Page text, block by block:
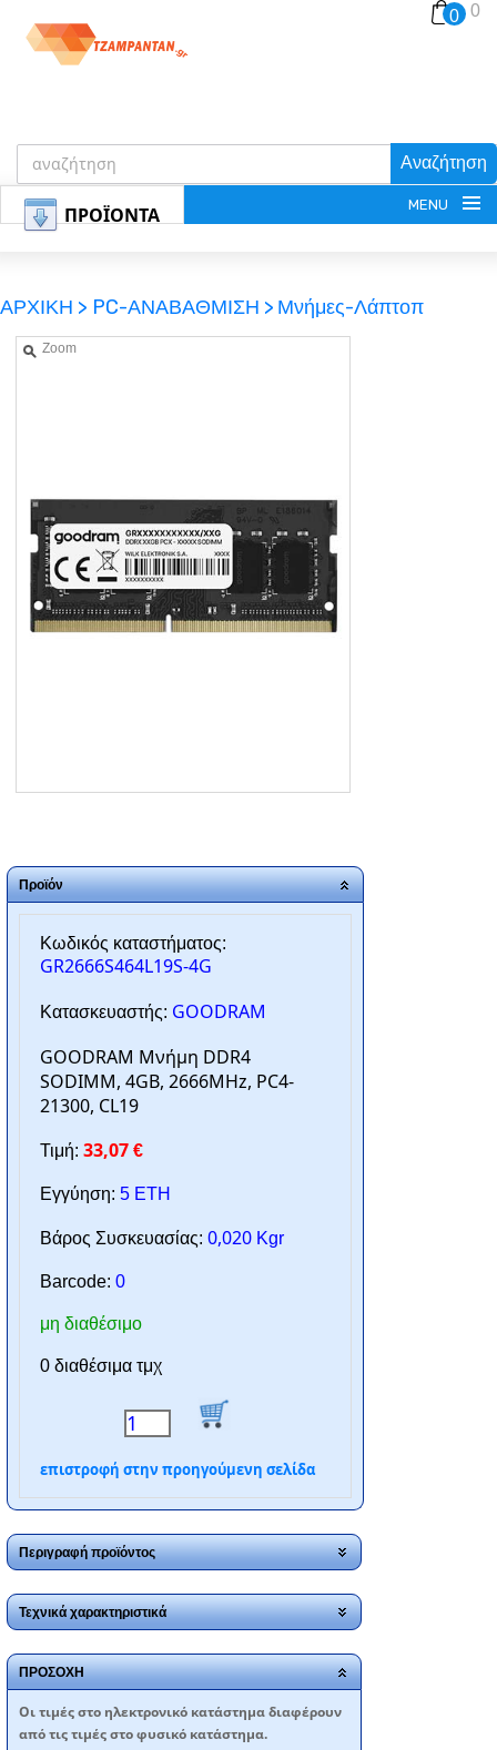
Αναζήτηση
0 0
ΠΡΟΪΟΝΤΑ MENU
ΑΡΧΙΚΗ
ΠΟΙΟΙ ΕΙΜΑΣΤΕ
ΑΡΧΙΚΗ > PC-ΑΝΑΒΑΘΜΙΣΗ > Μνήμες-Λάπτοπ
Zoom
Προϊόν
Κωδικός καταστήματος:
GR2666S464L19S-4G
Κατασκευαστής: GOODRAM
GOODRAM Μνήμη DDR4
SODIMM, 4GB, 2666MHz, PC4-
21300, CL19
Τιμή: 33,07 €
Εγγύηση: 5 ΕΤΗ
Βάρος Συσκευασίας: 0,020 Kgr
Barcode: 0
μη διαθέσιμο
0 διαθέσιμα τμχ
επιστροφή στην προηγούμενη σελίδα
Περιγραφή προϊόντος
Τεχνικά χαρακτηριστικά
ΠΡΟΣΟΧΗ
Oι τιμές στο ηλεκτρονικό κατάστημα διαφέρουν
από τις τιμές στο φυσικό κατάστημα.